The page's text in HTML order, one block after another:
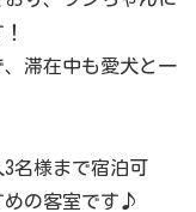
滞在中も愛犬と一
名様まで宿泊可
めの客室です♪